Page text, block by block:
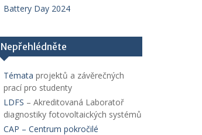
Battery Day 2024
Nepřehlédněte
Témata projektů a závěrečných
prací pro studenty
LDFS – Akreditovaná Laboratoř
diagnostiky fotovoltaických systémů
CAP – Centrum pokročilé